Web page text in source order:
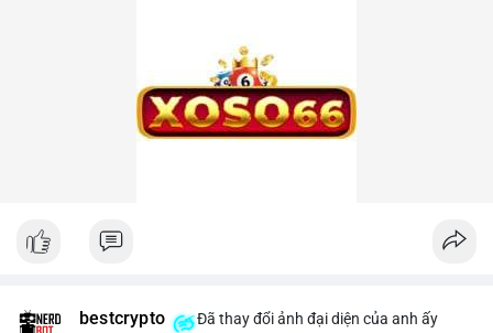
bestcrypto Đã thay đổi ảnh đại diện của anh ấy